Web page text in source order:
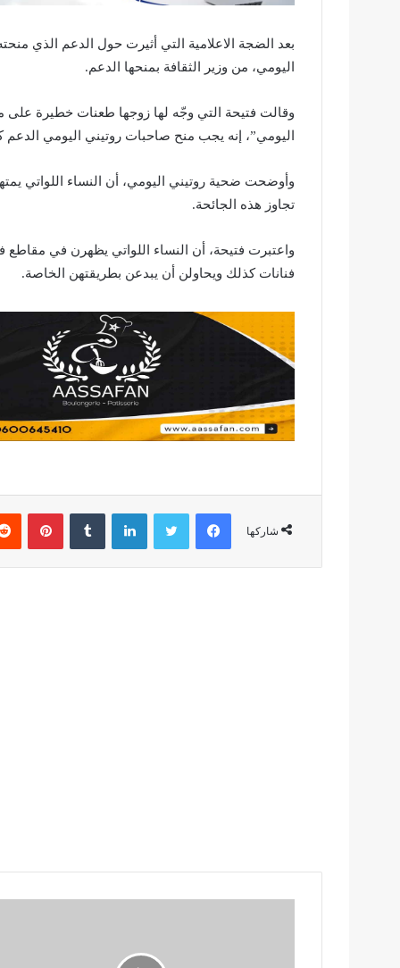
بعد الضجة الاعلامية التي أثيرت حول الدعم الذي
اليومي، من وزير الثقافة بمنحها الدعم.
وقالت فتيحة التي وجّه لها زوجها طعنات خطيرة
اليومي”، إنه يجب منح صاحبات روتيني اليومي
وأوضحت ضحية روتيني اليومي، أن النساء اللواتي
تجاوز هذه الجائحة.
واعتبرت فتيحة، أن النساء اللواتي يظهرن في
فنانات كذلك ويحاولن أن يبدعن بطريقتهن الخاصة.
شاركها
فيسبوك تويتر لينكدإن